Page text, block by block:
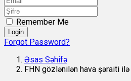
Remember Me
Login
Forgot Password?
Əsas Səhifə
FHN gözlənilən hava şəraiti